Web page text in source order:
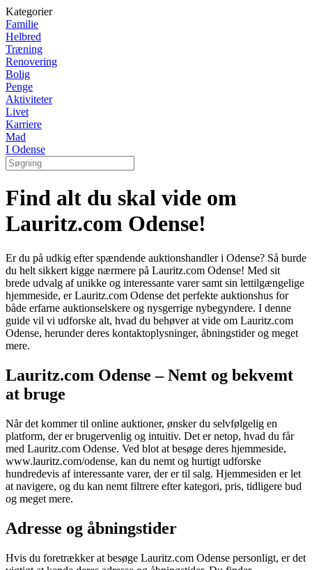
Kategorier
Familie
Helbred
Træning
Renovering
Bolig
Penge
Aktiviteter
Livet
Karriere
Mad
I Odense
Find alt du skal vide om
Lauritz.com Odense!
Er du på udkig efter spændende auktionshandler i Odense? Så burde
du helt sikkert kigge nærmere på Lauritz.com Odense! Med sit
brede udvalg af unikke og interessante varer samt sin lettilgængelige
hjemmeside, er Lauritz.com Odense det perfekte auktionshus for
både erfarne auktionselskere og nysgerrige nybegyndere. I denne
guide vil vi udforske alt, hvad du behøver at vide om Lauritz.com
Odense, herunder deres kontaktoplysninger, åbningstider og meget
mere.
Lauritz.com Odense – Nemt og bekvemt
at bruge
Når det kommer til online auktioner, ønsker du selvfølgelig en
platform, der er brugervenlig og intuitiv. Det er netop, hvad du får
med Lauritz.com Odense. Ved blot at besøge deres hjemmeside,
www.lauritz.com/odense, kan du nemt og hurtigt udforske
hundredevis af interessante varer, der er til salg. Hjemmesiden er let
at navigere, og du kan nemt filtrere efter kategori, pris, tidligere bud
og meget mere.
Adresse og åbningstider
Hvis du foretrækker at besøge Lauritz.com Odense personligt, er det